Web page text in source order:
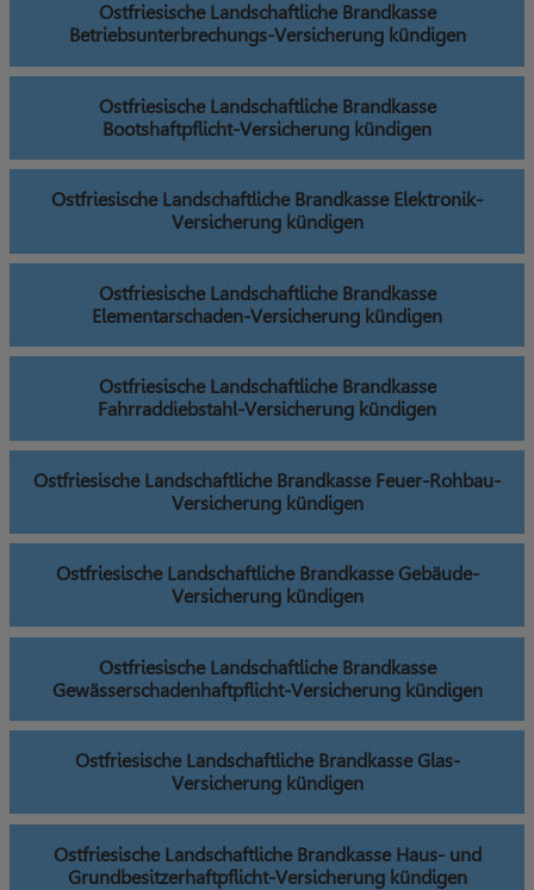
Ostfriesische Landschaftliche Brandkasse
Betriebsunterbrechungs-Versicherung kündigen
Ostfriesische Landschaftliche Brandkasse
Bootshaftpflicht-Versicherung kündigen
Ostfriesische Landschaftliche Brandkasse Elektronik-
Versicherung kündigen
Ostfriesische Landschaftliche Brandkasse
Elementarschaden-Versicherung kündigen
Ostfriesische Landschaftliche Brandkasse
Fahrraddiebstahl-Versicherung kündigen
Ostfriesische Landschaftliche Brandkasse Feuer-Rohbau-
Versicherung kündigen
Ostfriesische Landschaftliche Brandkasse Gebäude-
Versicherung kündigen
Ostfriesische Landschaftliche Brandkasse
Gewässerschadenhaftpflicht-Versicherung kündigen
Ostfriesische Landschaftliche Brandkasse Glas-
Versicherung kündigen
Ostfriesische Landschaftliche Brandkasse Haus- und
Grundbesitzerhaftpflicht-Versicherung kündigen